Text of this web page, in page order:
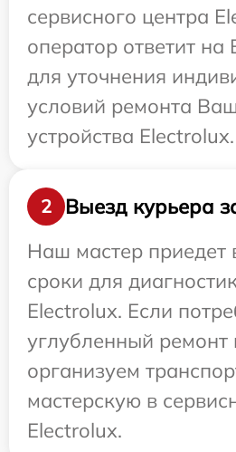
сервисного центра
оператор ответит
для уточнения
условий ремонта
устройства Electrolux.
2
Выезд курьера
Наш мастер приедет
сроки для
Electrolux. Если
углубленный
организуем
мастерскую в
Electrolux.